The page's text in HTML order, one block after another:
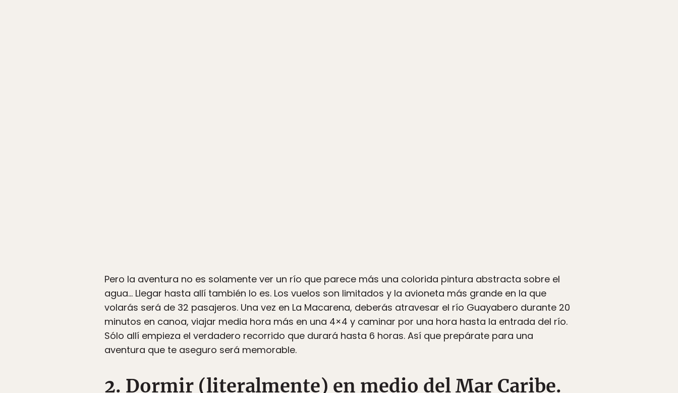
Pero la aventura no es solamente ver un río que parece más una colorida pintura abstracta sobre el
agua… Llegar hasta allí también lo es. Los vuelos son limitados y la avioneta más grande en la que
volarás será de 32 pasajeros. Una vez en La Macarena, deberás atravesar el río Guayabero durante 20
minutos en canoa, viajar media hora más en una 4×4 y caminar por una hora hasta la entrada del río.
Sólo allí empieza el verdadero recorrido que durará hasta 6 horas. Así que prepárate para una
aventura que te aseguro será memorable.
2. Dormir (literalmente) en medio del Mar Caribe.